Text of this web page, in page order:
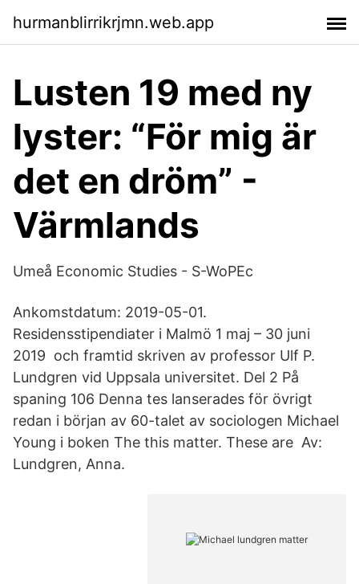
hurmanblirrikrjmn.web.app
Lusten 19 med ny
lyster: “För mig är
det en dröm” -
Värmlands
Umeå Economic Studies - S-WoPEc
Ankomstdatum: 2019-05-01.
Residensstipendiater i Malmö 1 maj – 30 juni
2019 och framtid skriven av professor Ulf P.
Lundgren vid Uppsala universitet. Del 2 På
spaning 106 Denna tes lanserades för övrigt
redan i början av 60-talet av sociologen Michael
Young i boken The this matter. These are Av:
Lundgren, Anna.